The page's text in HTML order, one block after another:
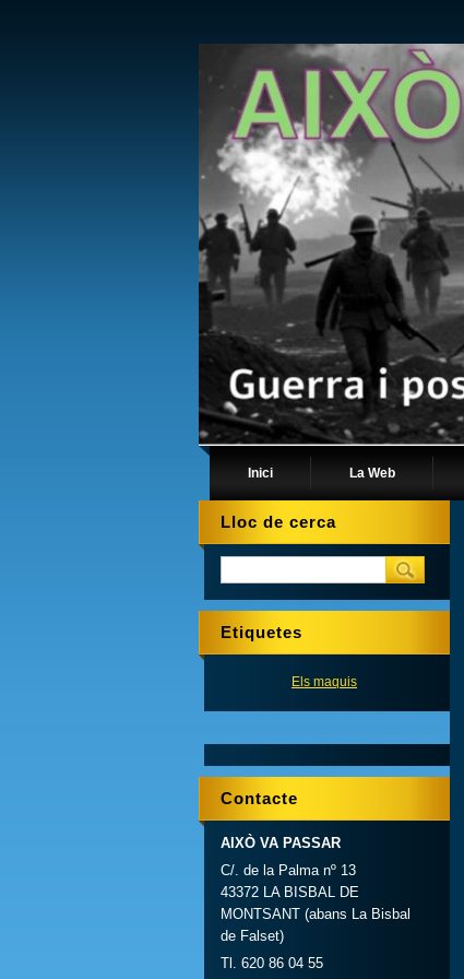
Inici La Web
Lloc de cerca
Etiquetes
Els maquis
Contacte
AIXÒ VA PASSAR
C/. de la Palma nº 13
43372 LA BISBAL DE
MONTSANT (abans La Bisbal
de Falset)
Tl. 620 86 04 55